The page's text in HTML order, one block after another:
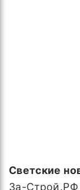
Светские
За-Строй.РФ